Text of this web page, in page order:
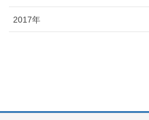
2017年